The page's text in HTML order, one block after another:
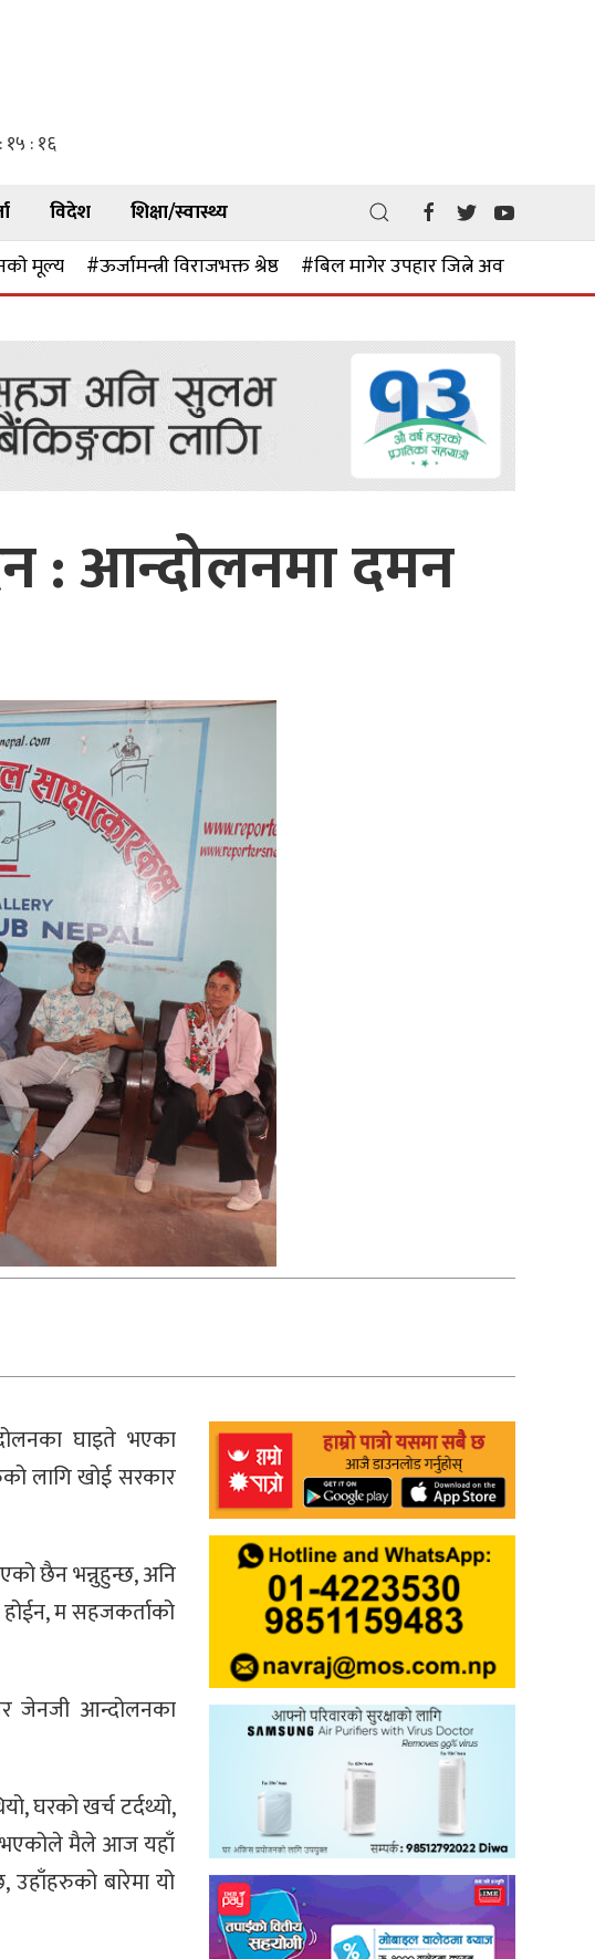
१५ : १७
विदेश शिक्षा/स्वास्थ्य
मूल्य #ऊर्जामन्त्री विराजभक्त श्रेष्ठ #बिल मागेर उपहार जित्ने अवसर
: आन्दोलनमा दमन
घाइते भएका
लागि खोई सरकार
छैन भन्नुहुन्छ, अनि
म सहजकर्ताको
जेनजी आन्दोलनका
घरको खर्च टर्दथ्यो,
मैले आज यहाँ
बारेमा यो